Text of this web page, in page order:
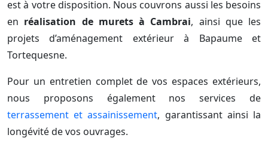
est à votre disposition. Nous couvrons aussi les besoins
en réalisation de murets à Cambrai, ainsi que les
projets d’aménagement extérieur à Bapaume et
Tortequesne.
Pour un entretien complet de vos espaces extérieurs,
nous proposons également nos services de
terrassement et assainissement, garantissant ainsi la
longévité de vos ouvrages.